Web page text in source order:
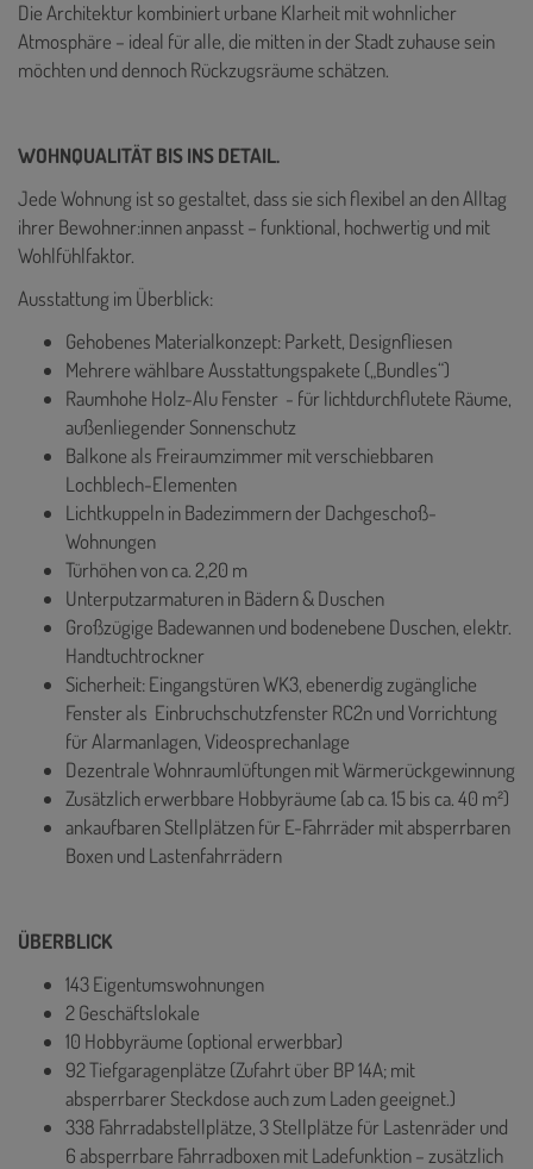
Die Architektur kombiniert urbane Klarheit mit wohnlicher
Atmosphäre – ideal für alle, die mitten in der Stadt zuhause sein
möchten und dennoch Rückzugsräume schätzen.
WOHNQUALITÄT BIS INS DETAIL.
Jede Wohnung ist so gestaltet, dass sie sich flexibel an den Alltag
ihrer Bewohner:innen anpasst – funktional, hochwertig und mit
Wohlfühlfaktor.
Ausstattung im Überblick:
Gehobenes Materialkonzept: Parkett, Designfliesen
Mehrere wählbare Ausstattungspakete („Bundles“)
Raumhohe Holz-Alu Fenster - für lichtdurchflutete Räume,
außenliegender Sonnenschutz
Balkone als Freiraumzimmer mit verschiebbaren
Lochblech-Elementen
Lichtkuppeln in Badezimmern der Dachgeschoß-
Wohnungen
Türhöhen von ca. 2,20 m
Unterputzarmaturen in Bädern & Duschen
Großzügige Badewannen und bodenebene Duschen, elektr.
Handtuchtrockner
Sicherheit: Eingangstüren WK3, ebenerdig zugängliche
Fenster als Einbruchschutzfenster RC2n und Vorrichtung
für Alarmanlagen, Videosprechanlage
Dezentrale Wohnraumlüftungen mit Wärmerückgewinnung
Zusätzlich erwerbbare Hobbyräume (ab ca. 15 bis ca. 40 m²)
ankaufbaren Stellplätzen für E-Fahrräder mit absperrbaren
Boxen und Lastenfahrrädern
ÜBERBLICK
143 Eigentumswohnungen
2 Geschäftslokale
10 Hobbyräume (optional erwerbbar)
92 Tiefgaragenplätze (Zufahrt über BP 14A; mit
absperrbarer Steckdose auch zum Laden geeignet.)
338 Fahrradabstellplätze, 3 Stellplätze für Lastenräder und
6 absperrbare Fahrradboxen mit Ladefunktion – zusätzlich